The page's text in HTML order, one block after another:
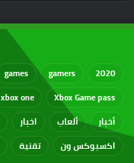
2020
gamers
games
Xbox Game pass
xbox one
أخبار
ألعاب اخبار
اكسبوكس ون
تقنية